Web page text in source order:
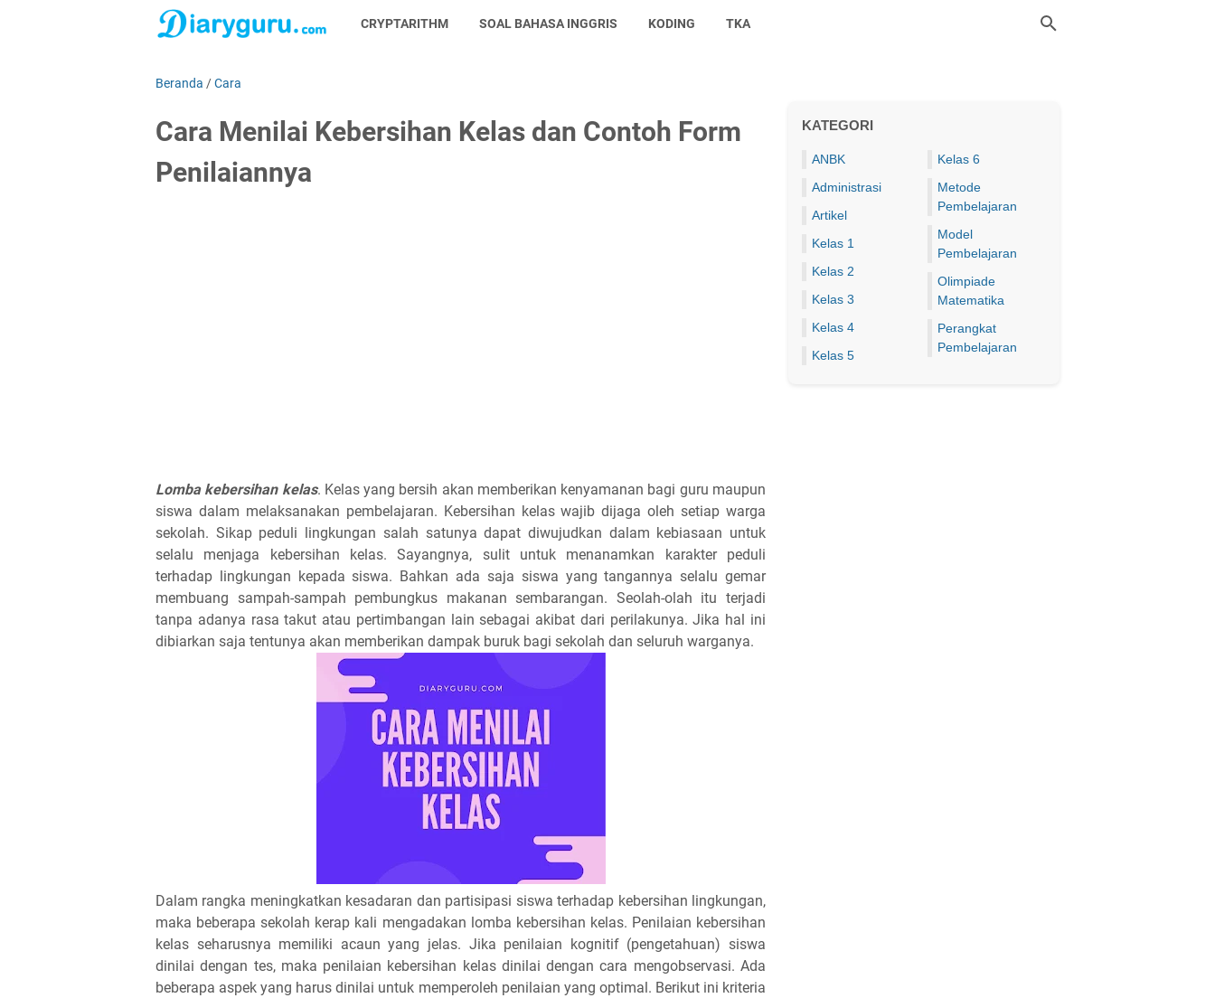
CRYPTARITHM SOAL BAHASA INGGRIS KODING TKA
Beranda /Cara
Cara Menilai Kebersihan Kelas dan Contoh Form
Penilaiannya
Lomba kebersihan kelas. Kelas yang bersih akan memberikan kenyamanan bagi guru maupun
siswa dalam melaksanakan pembelajaran. Kebersihan kelas wajib dijaga oleh setiap warga
sekolah. Sikap peduli lingkungan salah satunya dapat diwujudkan dalam kebiasaan untuk
selalu menjaga kebersihan kelas. Sayangnya, sulit untuk menanamkan karakter peduli
terhadap lingkungan kepada siswa. Bahkan ada saja siswa yang tangannya selalu gemar
membuang sampah-sampah pembungkus makanan sembarangan. Seolah-olah itu terjadi
tanpa adanya rasa takut atau pertimbangan lain sebagai akibat dari perilakunya. Jika hal ini
dibiarkan saja tentunya akan memberikan dampak buruk bagi sekolah dan seluruh warganya.
Dalam rangka meningkatkan kesadaran dan partisipasi siswa terhadap kebersihan lingkungan,
maka beberapa sekolah kerap kali mengadakan lomba kebersihan kelas. Penilaian kebersihan
kelas seharusnya memiliki acaun yang jelas. Jika penilaian kognitif (pengetahuan) siswa
dinilai dengan tes, maka penilaian kebersihan kelas dinilai dengan cara mengobservasi. Ada
beberapa aspek yang harus dinilai untuk memperoleh penilaian yang optimal. Berikut ini kriteria
KATEGORI
ANBK
Administrasi
Artikel
Kelas 1
Kelas 2
Kelas 3
Kelas 4
Kelas 5
Kelas 6
Metode
Pembelajaran
Model
Pembelajaran
Olimpiade
Matematika
Perangkat
Pembelajaran